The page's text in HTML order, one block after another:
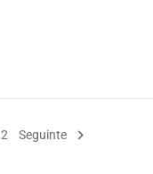
2 Seguinte